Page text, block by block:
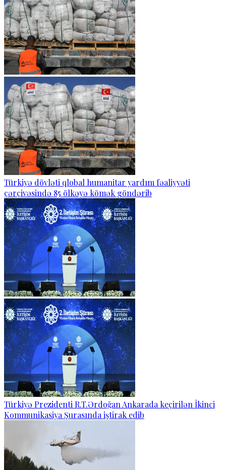
Türkiyə dövləti qlobal humanitar yardım fəaliyyəti
çərçivəsində 85 ölkəyə kömək göndərib
Türkiyə Prezidenti R.T.Ərdoğan Ankarada keçirilən İkinci
Kommunikasiya Şurasında iştirak edib